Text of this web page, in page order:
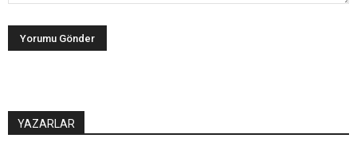
YAZARLAR